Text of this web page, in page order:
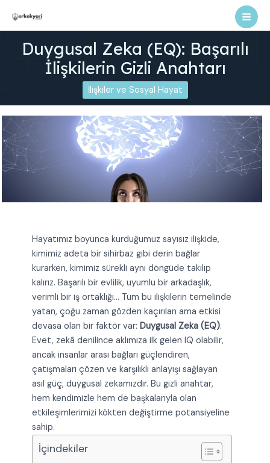
atla
Duygusal Zeka (EQ): Başarılı
İlişkilerin Gizli Anahtarı
İlişkiler ve Sosyal Hayat
Hayatımız boyunca kurduğumuz sayısız ilişkide,
kimimiz adeta bir sihirbaz gibi derin bağlar
kurarken, kimimiz sürekli aynı döngüde takılıp
kalırız. Başarılı bir evlilik, uyumlu bir arkadaşlık,
verimli bir iş ortaklığı… Tüm bu ilişkilerin temelinde
yatan, çoğu zaman gözden kaçırılan ama etkisi
devasa olan bir faktör var: Duygusal Zeka (EQ).
Evet, zekâ denilince aklımıza ilk gelen IQ olabilir,
ancak insanlar arası bağları güçlendiren,
çatışmaları çözen ve karşılıklı anlayışı sağlayan
asıl güç, duygusal zekamızdır. Bu gizli anahtar,
hem kendimizle hem de başkalarıyla olan
etkileşimlerimizi kökten değiştirme potansiyeline
sahip.
İçindekiler